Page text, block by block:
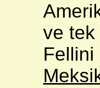
ve tek
Fellini